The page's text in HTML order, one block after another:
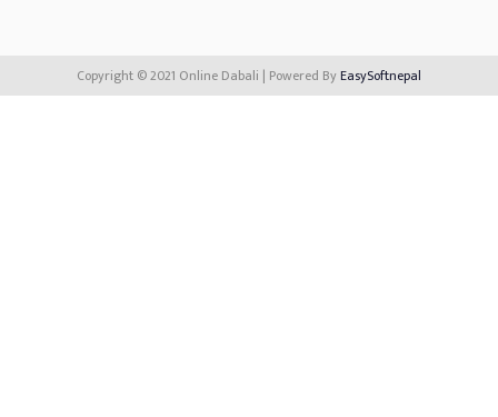
Copyright © 2021 Online Dabali | Powered ByEasySoftnepal